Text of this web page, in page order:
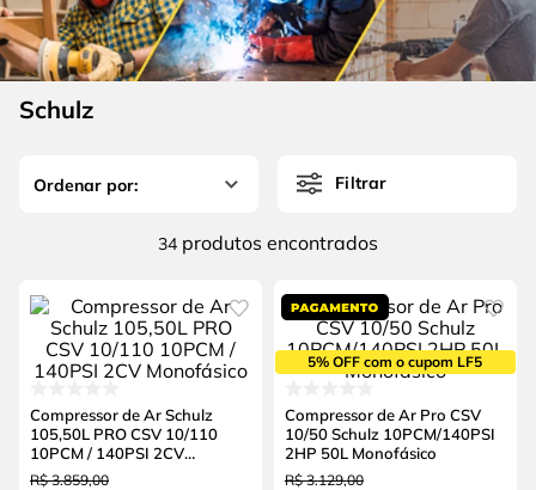
Schulz
Filtrar
34 produtos
Compressor de Ar Schulz
105,50L PRO CSV 10/110
10PCM / 140PSI 2CV
Monofásico
R$ 3.859,00
5% OFF com o cupom LF5
Compressor de Ar Pro CSV
10/50 Schulz 10PCM/140PSI
2HP 50L Monofásico
R$ 3.129,00
6º fio
7º serra copo
8º
disco corte
4 º escada
5º serra circular
º fio
cabo flexivel